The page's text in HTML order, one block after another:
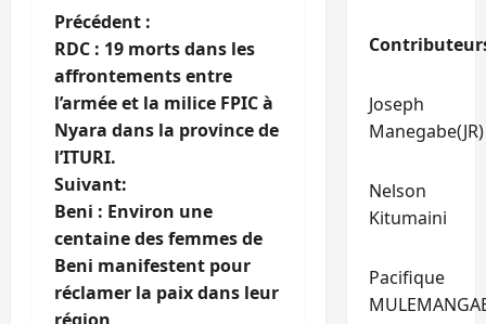
N
a
v
i
g
a
t
Précédent :
RDC : 19 morts dans les
affrontements entre
l’armée et la milice FPIC à
Nyara dans la province de
l’ITURI.
Suivant:
Beni : Environ une
centaine des femmes de
Beni manifestent pour
réclamer la paix dans leur
Joseph
Manegabe(JR)
Nelson
Kitumaini
Pacifique